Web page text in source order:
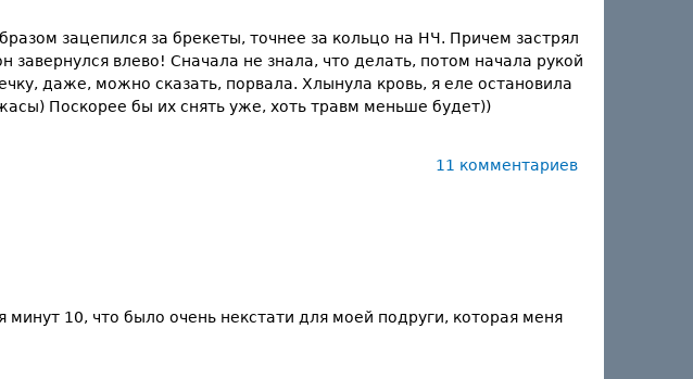
зацепился за брекеты, точнее за кольцо на НЧ. Причем застрял
влево! Сначала не знала, что делать, потом начала рукой
даже, можно сказать, порвала. Хлынула кровь, я еле остановила
Поскорее бы их снять уже, хоть травм меньше будет))
11 комментариев
10, что было очень некстати для моей подруги, которая меня